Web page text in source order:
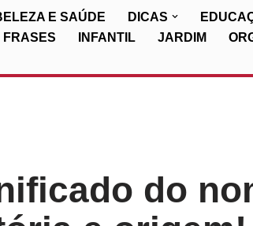
E SAÚDE DICAS
FRASES INFANTIL JARDIM
do